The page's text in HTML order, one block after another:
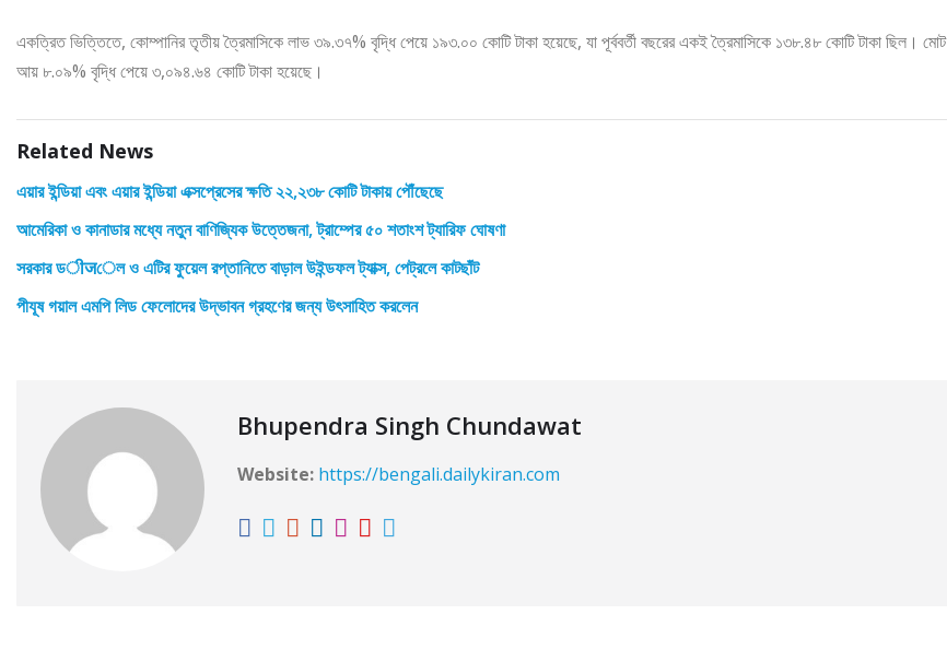
একত্রিত ভিত্তিতে, কোম্পানির তৃতীয় ত্রৈমাসিকে লাভ ৩৯.৩৭% বৃদ্ধি পেয়ে ১৯৩.০০ কোটি টাকা হয়েছে, যা পূর্ববর্তী বছরের একই ত্রৈমাসিকে ১৩৮.৪৮ কোটি টাকা ছিল। মোট
আয় ৮.০৯% বৃদ্ধি পেয়ে ৩,০৯৪.৬৪ কোটি টাকা হয়েছে।
Related News
এয়ার ইন্ডিয়া এবং এয়ার ইন্ডিয়া এক্সপ্রেসের ক্ষতি ২২,২৩৮ কোটি টাকায় পৌঁছেছে
আমেরিকা ও কানাডার মধ্যে নতুন বাণিজ্যিক উত্তেজনা, ট্রাম্পের ৫০ শতাংশ ট্যারিফ ঘোষণা
সরকার ডीजেল ও এটির ফুয়েল রপ্তানিতে বাড়াল উইন্ডফল ট্যাক্স, পেট্রলে কাটছাঁট
পীযূষ গয়াল এমপি লিড ফেলোদের উদ্ভাবন গ্রহণের জন্য উৎসাহিত করলেন
Bhupendra Singh Chundawat
Website: https://bengali.dailykiran.com